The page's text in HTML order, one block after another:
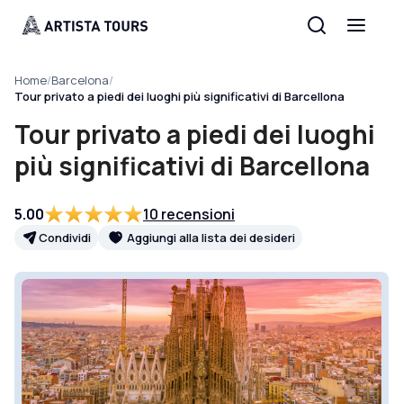
Home/Barcelona/
Tour privato a piedi dei luoghi più significativi di Barcellona
Tour privato a piedi dei luoghi
più significativi di Barcellona
5.00 10 recensioni
Condividi Aggiungi alla lista dei desideri